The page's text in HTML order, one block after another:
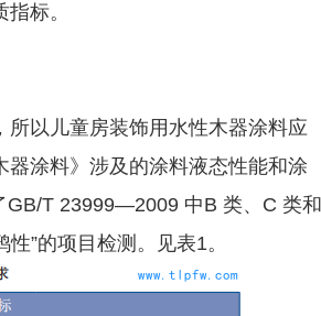
标。
以儿童房装饰用水性木器涂料应
涂料》涉及的涂料液态性能和涂
T 23999—2009 中B 类、C 类和
”的项目检测。见表1。